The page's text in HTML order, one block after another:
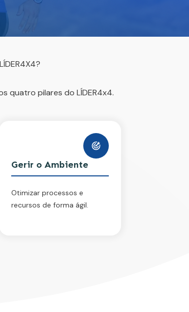
quatro pilares do LÍDER4x4.
Gerir o Ambiente
Otimizar processos e
recursos de forma ágil.